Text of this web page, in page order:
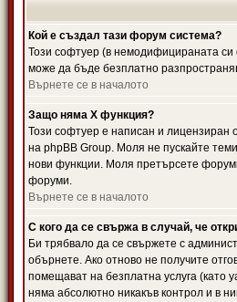
Кой е създал тази форум система?
Този софтуер (в немодифицираната
може да бъде безплатно
Върнете се в началото
Защо няма X функция?
Този софтуер е написан и лицензиран
на phpBB Group. Моля не пускайте
нови функции. Моля претърсете
форуми.
Върнете се в началото
С кого да се свържа в случай, че
Би трябвало да се свържете с
обърнете. Ако отново не получите
помещават на безплатна услуга (като
няма абсолютно никакъв контрол и в